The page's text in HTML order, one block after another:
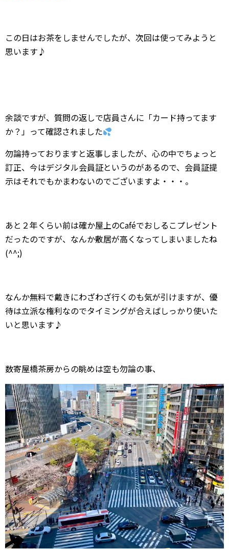
この日はお茶をしませんでしたが、次回は使ってみようと
思います♪
余談ですが、質問の返しで店員さんに「カード持ってます
か？」って確認されました
勿論持っておりますと返事しましたが、心の中でちょっと
訂正、今はデジタル会員証というのがあるので、会員証提
示はそれでもかまわないのでございますよ・・・。
あと２年くらい前は確か屋上のCaféでおしるこプレゼント
だったのですが、なんか敷居が高くなってしまいましたね
(^^;)
なんか無料で戴きにわざわざ行くのも気が引けますが、優
待は立派な権利なのでタイミングが合えばしっかり使いた
いと思います♪
数寄屋橋茶房からの眺めは空も勿論の事、